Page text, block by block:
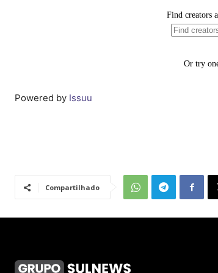
Powered by Issuu
Compartilhado